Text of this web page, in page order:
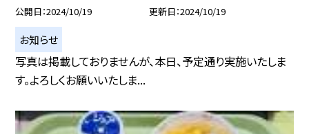
公開日 2024/10/19 更新日 2024/10/19
お知らせ
写真は掲載しておりませんが、本日、予定通り実施いたしま
す。よろしくお願いいたしま...